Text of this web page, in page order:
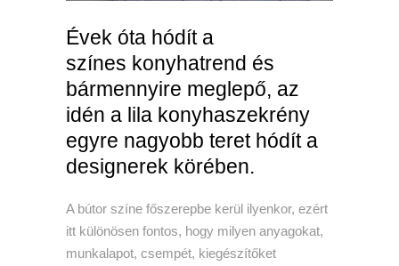
Évek óta hódít a
színes konyhatrend és
bármennyire meglepő, az
idén a lila konyhaszekrény
egyre nagyobb teret hódít a
designerek körében.
A bútor színe főszerepbe kerül ilyenkor, ezért
itt különösen fontos, hogy milyen anyagokat,
munkalapot, csempét, kiegészítőket